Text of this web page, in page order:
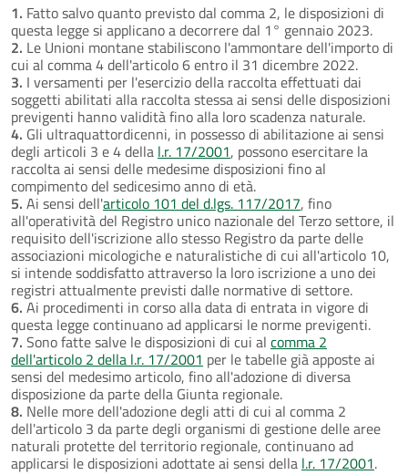
1. Fatto salvo quanto previsto dal comma 2, le disposizioni di
questa legge si applicano a decorrere dal 1° gennaio 2023.
2. Le Unioni montane stabiliscono l'ammontare dell'importo di
cui al comma 4 dell'articolo 6 entro il 31 dicembre 2022.
3. I versamenti per l'esercizio della raccolta effettuati dai
soggetti abilitati alla raccolta stessa ai sensi delle disposizioni
previgenti hanno validità fino alla loro scadenza naturale.
4. Gli ultraquattordicenni, in possesso di abilitazione ai sensi
degli articoli 3 e 4 della l.r. 17/2001, possono esercitare la
raccolta ai sensi delle medesime disposizioni fino al
compimento del sedicesimo anno di età.
5. Ai sensi dell'articolo 101 del d.lgs. 117/2017, fino
all'operatività del Registro unico nazionale del Terzo settore, il
requisito dell'iscrizione allo stesso Registro da parte delle
associazioni micologiche e naturalistiche di cui all'articolo 10,
si intende soddisfatto attraverso la loro iscrizione a uno dei
registri attualmente previsti dalle normative di settore.
6. Ai procedimenti in corso alla data di entrata in vigore di
questa legge continuano ad applicarsi le norme previgenti.
7. Sono fatte salve le disposizioni di cui al comma 2
dell'articolo 2 della l.r. 17/2001 per le tabelle già apposte ai
sensi del medesimo articolo, fino all'adozione di diversa
disposizione da parte della Giunta regionale.
8. Nelle more dell'adozione degli atti di cui al comma 2
dell'articolo 3 da parte degli organismi di gestione delle aree
naturali protette del territorio regionale, continuano ad
applicarsi le disposizioni adottate ai sensi della l.r. 17/2001.